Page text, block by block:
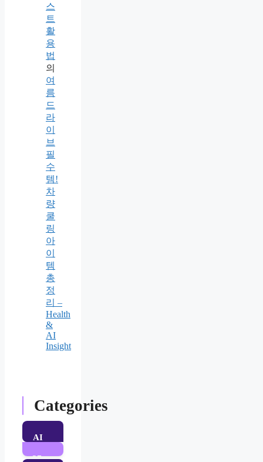
스
트
활
용
법
의
여
름
드
라
이
브
필
수
템!
차
량
쿨
링
아
이
템
총
정
리 –
Health
&
AI
Insight
Categories
AI
37